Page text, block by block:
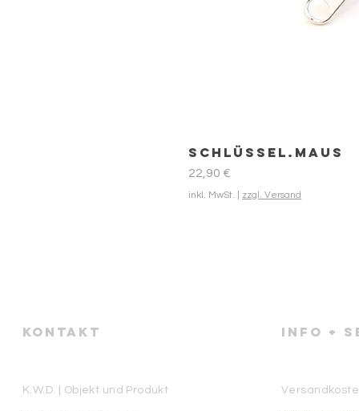
Schlüssel.Maus
Preis
22,90 €
inkl. MwSt. zzgl. Versand
KONTAKT
K.W.D. | Objekt und Produkt
info +